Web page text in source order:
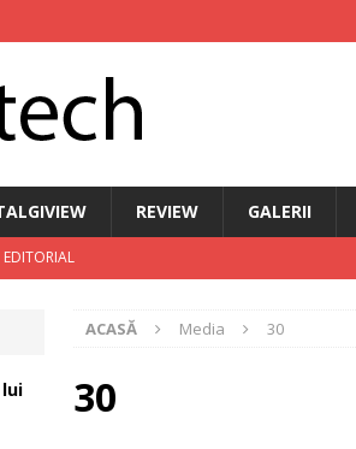
REVIEW GALERII
EDITORIAL
Nokia Asha sub forma lui HMD Touch 4G
Q – Smartphone de lux cu rădăcini Nokia
ACASĂ Media 30
30